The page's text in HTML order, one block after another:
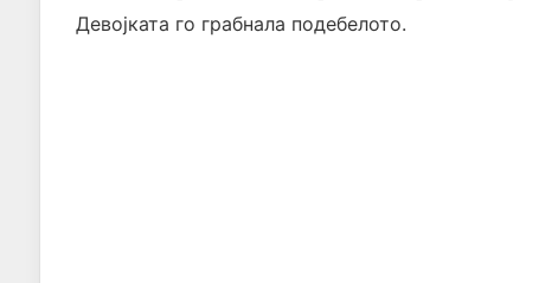
Девојката го грабнала подебелото.